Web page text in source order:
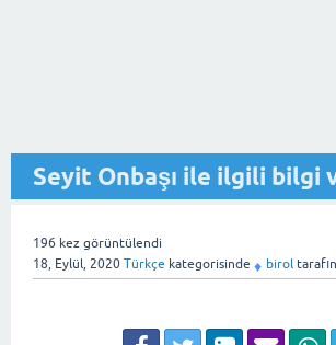
Seyit Onbaşı ile ilgili bilgi
196 kez görüntülendi
18, Eylül, 2020 Türkçe kategorisinde ♦ birol